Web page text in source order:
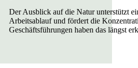
Der Ausblick auf die Natur unterstützt
Arbeitsablauf und fördert die
Geschäftsführungen haben das längst